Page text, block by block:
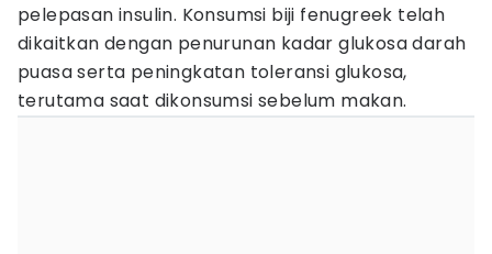
pelepasan insulin. Konsumsi biji fenugreek telah
dikaitkan dengan penurunan kadar glukosa darah
puasa serta peningkatan toleransi glukosa,
terutama saat dikonsumsi sebelum makan.